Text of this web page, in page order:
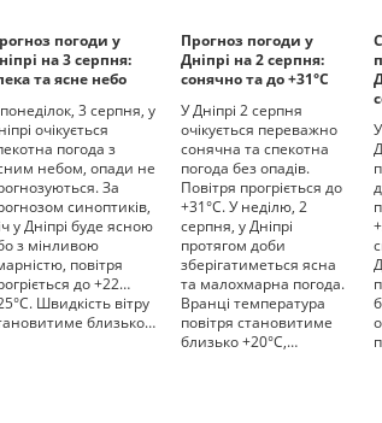
погоди у
на 3 серпня:
та ясне небо
3 серпня, у
очікується
погода з
небом, опади не
За
синоптиків,
у Дніпрі буде ясною
з мінливою
повітря
до +22…
Швидкість вітру
близько…
Прогноз погоди у
Дніпрі на 2 серпня:
сонячно та до +31°С
У Дніпрі 2 серпня
очікується переважно
сонячна та спекотна
погода без опадів.
Повітря прогріється до
+31°С. У неділю, 2
серпня, у Дніпрі
протягом доби
зберігатиметься ясна
та малохмарна погода.
Вранці температура
повітря становитиме
близько +20°С,…